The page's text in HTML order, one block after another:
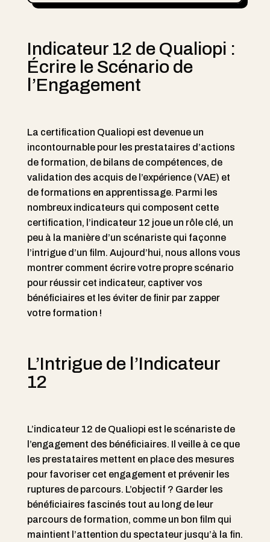
Indicateur 12 de Qualiopi :
Écrire le Scénario de
l’Engagement
La certification Qualiopi est devenue un
incontournable pour les prestataires d’actions
de formation, de bilans de compétences, de
validation des acquis de l’expérience (VAE) et
de formations en apprentissage. Parmi les
nombreux indicateurs qui composent cette
certification, l’indicateur 12 joue un rôle clé, un
peu à la manière d’un scénariste qui façonne
l’intrigue d’un film. Aujourd’hui, nous allons vous
montrer comment écrire votre propre scénario
pour réussir cet indicateur, captiver vos
bénéficiaires et les éviter de finir par zapper
votre formation !
L’Intrigue de l’Indicateur
12
L’indicateur 12 de Qualiopi est le scénariste de
l’engagement des bénéficiaires. Il veille à ce que
les prestataires mettent en place des mesures
pour favoriser cet engagement et prévenir les
ruptures de parcours. L’objectif ? Garder les
bénéficiaires fascinés tout au long de leur
parcours de formation, comme un bon film qui
maintient l’attention du spectateur jusqu’à la fin.